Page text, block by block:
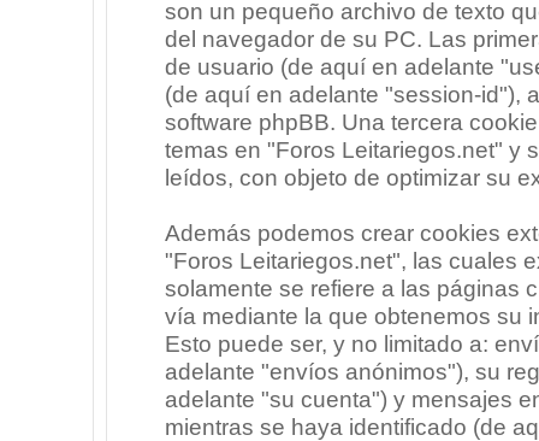
son un pequeño archivo de texto
del navegador de su PC. Las
de usuario (de aquí en adelante
(de aquí en adelante "session-id"),
software phpBB. Una tercera
temas en "Foros Leitariegos.net" y
leídos, con objeto de optimizar su
Además podemos crear cookies
"Foros Leitariegos.net", las cuales
solamente se refiere a las páginas
vía mediante la que obtenemos su
Esto puede ser, y no limitado a:
adelante "envíos anónimos"), su
adelante "su cuenta") y mensajes
mientras se haya identificado (de